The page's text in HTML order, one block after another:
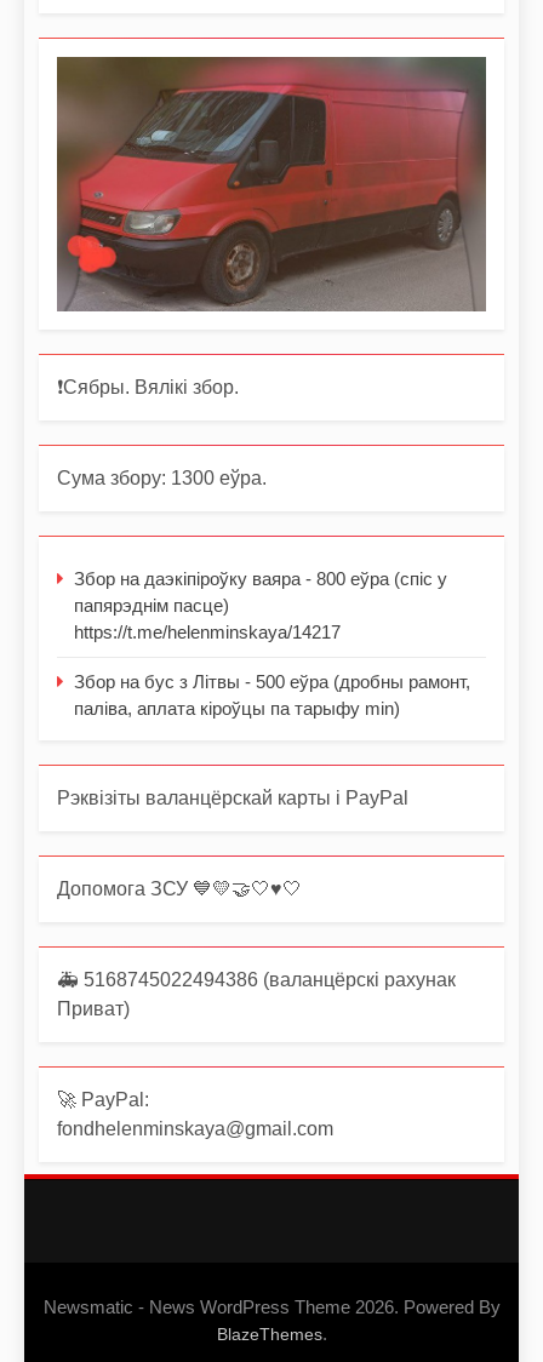
❗️Сябры. Вялікі збор.
Сума збору: 1300 еўра.
Збор на даэкіпіроўку ваяра - 800 еўра (спіс у
папярэднім пасце)
https://t.me/helenminskaya/14217
Збор на бус з Літвы - 500 еўра (дробны рамонт,
паліва, аплата кіроўцы па тарыфу min)
Рэквізіты валанцёрскай карты і PayPal
Допомога ЗСУ 💙💛🤝🤍♥️🤍
🚑 5168745022494386 (валанцёрскі рахунак
Приват)
🚀 PayPal:
fondhelenminskaya@gmail.com
Newsmatic - News WordPress Theme 2026. Powered By
BlazeThemes.